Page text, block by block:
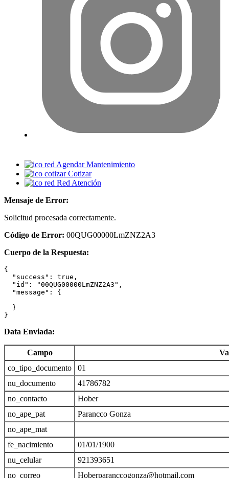
Agendar Mantenimiento
Cotizar
Red Atención
Mensaje de Error:
Solicitud procesada correctamente.
Código de Error: 00QUG00000LmZNZ2A3
Cuerpo de la Respuesta:
{
  "success": true,
  "id": "00QUG00000LmZNZ2A3",
  "message": {
  }
}
Data Enviada:
Campo
co_tipo_documento
01
nu_documento
41786782
no_contacto
Hober
no_ape_pat
Parancco Gonza
no_ape_mat
fe_nacimiento
01/01/1900
nu_celular
921393651
no_correo
Hoberparanccogonza@hotmail.com